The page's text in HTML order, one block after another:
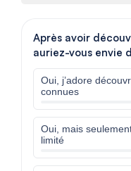
Après avoir
auriez-vous envie
Oui, j’adore
connues
Oui, mais
limité